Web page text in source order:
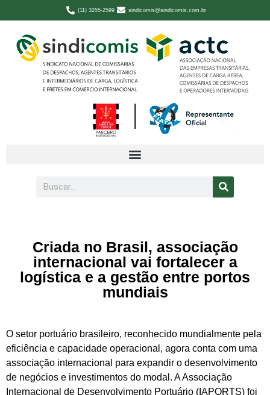
(11) 3255-2599 sindicomis@sindicomis.com.br
Criada no Brasil, associação
internacional vai fortalecer a
logística e a gestão entre portos
mundiais
O setor portuário brasileiro, reconhecido mundialmente pela
eficiência e capacidade operacional, agora conta com uma
associação internacional para expandir o desenvolvimento
de negócios e investimentos do modal. A Associação
Internacional de Desenvolvimento Portuário (IAPORTS) foi